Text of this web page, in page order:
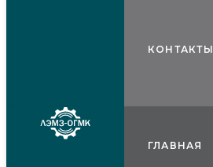
КОНТАКТЫ
ГЛАВНАЯ